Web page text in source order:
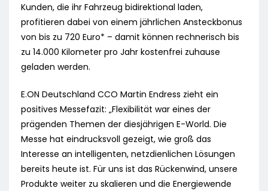
Kunden, die ihr Fahrzeug bidirektional laden,
profitieren dabei von einem jährlichen Ansteckbonus
von bis zu 720 Euro* – damit können rechnerisch bis
zu 14.000 Kilometer pro Jahr kostenfrei zuhause
geladen werden.
E.ON Deutschland CCO Martin Endress zieht ein
positives Messefazit: „Flexibilität war eines der
prägenden Themen der diesjährigen E-World. Die
Messe hat eindrucksvoll gezeigt, wie groß das
Interesse an intelligenten, netzdienlichen Lösungen
bereits heute ist. Für uns ist das Rückenwind, unsere
Produkte weiter zu skalieren und die Energiewende